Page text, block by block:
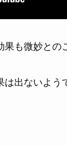
も微妙との
出ないよう